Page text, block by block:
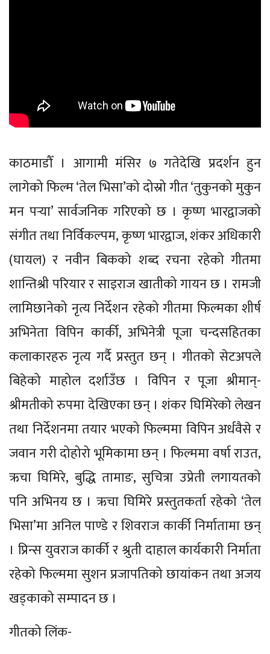
काठमाडौँ । आगामी मंसिर ७ गतेदेखि प्रदर्शन हुन
लागेको फिल्म ‘तेल भिसा’को दोस्रो गीत ‘तुकुनको मुकुन
मन पर्‍या’ सार्वजनिक गरिएको छ । कृष्ण भारद्वाजको
संगीत तथा निर्विकल्पम, कृष्ण भारद्वाज, शंकर अधिकारी
(घायल) र नवीन बिकको शब्द रचना रहेको गीतमा
शान्तिश्री परियार र साइराज खातीको गायन छ । रामजी
लामिछानेको नृत्य निर्देशन रहेको गीतमा फिल्मका शीर्ष
अभिनेता विपिन कार्की, अभिनेत्री पूजा चन्दसहितका
कलाकारहरु नृत्य गर्दै प्रस्तुत छन् । गीतको सेटअपले
बिहेको माहोल दर्शाउँछ । विपिन र पूजा श्रीमान्-
श्रीमतीको रुपमा देखिएका छन् । शंकर घिमिरेको लेखन
तथा निर्देशनमा तयार भएको फिल्ममा विपिन अर्धवैसे र
जवान गरी दोहोरो भूमिकामा छन् । फिल्ममा वर्षा राउत,
ऋचा घिमिरे, बुद्धि तामाङ, सुचित्रा उप्रेती लगायतको
पनि अभिनय छ । ऋचा घिमिरे प्रस्तुतकर्ता रहेको ‘तेल
भिसा’मा अनिल पाण्डे र शिवराज कार्की निर्मातामा छन्
। प्रिन्स युवराज कार्की र श्रुती दाहाल कार्यकारी निर्माता
रहेको फिल्ममा सुशन प्रजापतिको छायांकन तथा अजय
खड्काको सम्पादन छ ।
गीतको लिंक-